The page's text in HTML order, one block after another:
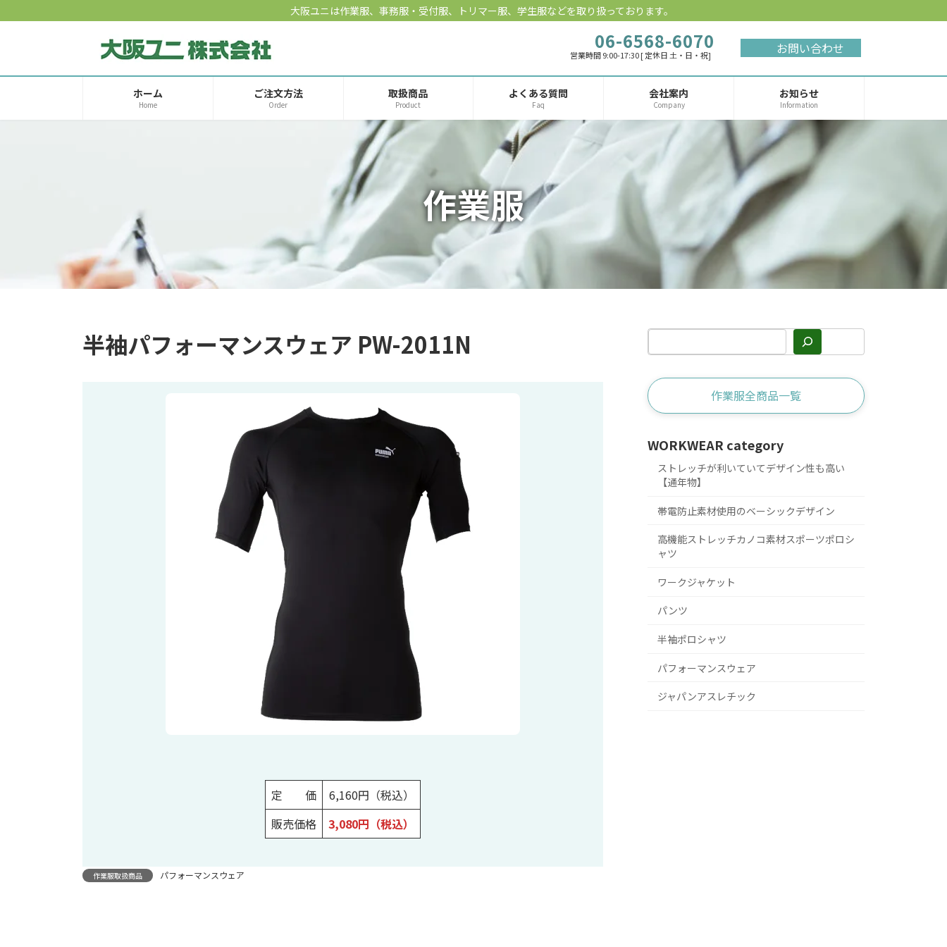
ン
ツ
ビ
シ
大阪ユニは作業服、事務服・受付服、トリマー服、学生服などを取り扱っております。
06-6568-6070
営業時間 9:00-17:30 [ 定休日 土・日・祝] お問い合わせ
ホーム
Home
ご注文方法
Order
取扱商品
Product
よくある質問
Faq
会社案内
Company
お知らせ
Information
作業服
半袖パフォーマンスウェア PW-2011N
定 価
6,160円（税込）
販売価格
3,080円（税込）
作業服取扱商品 パフォーマンスウェア
作業服全商品一覧
WORKWEAR category
ストレッチが利いていてデザイン性も高い
【通年物】
帯電防止素材使用のベーシックデザイン
高機能ストレッチカノコ素材スポーツポロシ
ャツ
ワークジャケット
パンツ
半袖ポロシャツ
パフォーマンスウェア
ジャパンアスレチック